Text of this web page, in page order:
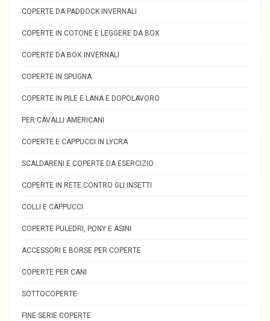
COPERTE DA PADDOCK INVERNALI
COPERTE IN COTONE E LEGGERE DA BOX
COPERTE DA BOX INVERNALI
COPERTE IN SPUGNA
COPERTE IN PILE E LANA E DOPOLAVORO
PER CAVALLI AMERICANI
COPERTE E CAPPUCCI IN LYCRA
SCALDARENI E COPERTE DA ESERCIZIO
COPERTE IN RETE CONTRO GLI INSETTI
COLLI E CAPPUCCI
COPERTE PULEDRI, PONY E ASINI
ACCESSORI E BORSE PER COPERTE
COPERTE PER CANI
SOTTOCOPERTE
FINE SERIE COPERTE